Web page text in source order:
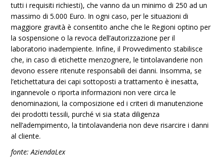
tutti i requisiti richiesti), che vanno da un minimo di 250 ad un
massimo di 5.000 Euro. In ogni caso, per le situazioni di
maggiore gravità è consentito anche che le Regioni optino per
la sospensione o la revoca dell’autorizzazione per il
laboratorio inadempiente. Infine, il Provvedimento stabilisce
che, in caso di etichette menzognere, le tintolavanderie non
devono essere ritenute responsabili dei danni. Insomma, se
l’etichettatura dei capi sottoposti a trattamento è inesatta,
ingannevole o riporta informazioni non vere circa le
denominazioni, la composizione ed i criteri di manutenzione
dei prodotti tessili, purché vi sia stata diligenza
nell’adempimento, la tintolavanderia non deve risarcire i danni
al cliente.
fonte: AziendaLex